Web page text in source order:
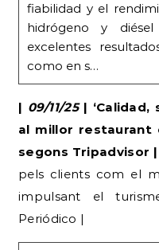
fiabilidad y el
hidrógeno y
excelentes
como en s…
| 09/11/25| ‘Calidad,
al millor restaurant
segons Tripadvisor |
pels clients com el
impulsant el
Periódico |